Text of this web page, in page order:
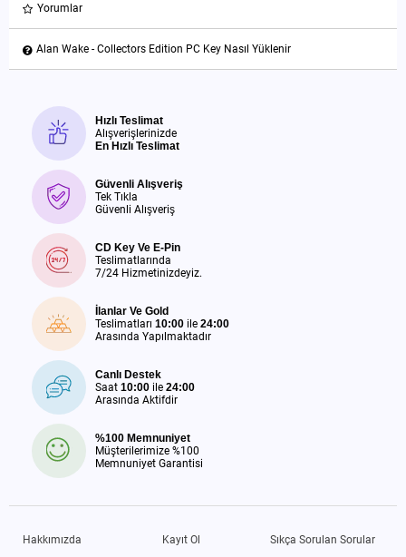
Yorumlar
Alan Wake - Collectors Edition PC Key Nasıl Yüklenir
Hızlı Teslimat
Alışverişlerinizde
En Hızlı Teslimat
Güvenli Alışveriş
Tek Tıkla
Güvenli Alışveriş
CD Key Ve E-Pin
Teslimatlarında
7/24 Hizmetinizdeyiz.
İlanlar Ve Gold
Teslimatları 10:00 ile 24:00
Arasında Yapılmaktadır
Canlı Destek
Saat 10:00 ile 24:00
Arasında Aktifdir
%100 Memnuniyet
Müşterilerimize %100
Memnuniyet Garantisi
Hakkımızda Kayıt Ol Sıkça Sorulan Sorular